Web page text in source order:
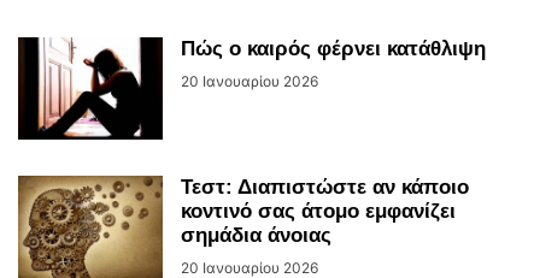
Πώς ο καιρός φέρνει κατάθλιψη
20 Ιανουαρίου 2026
Τεστ: Διαπιστώστε αν κάποιο
κοντινό σας άτομο εμφανίζει
σημάδια άνοιας
20 Ιανουαρίου 2026